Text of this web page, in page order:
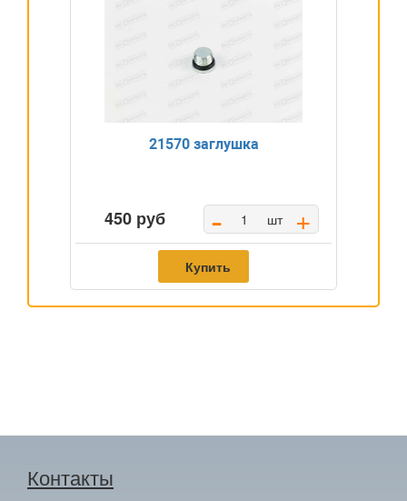
21570 заглушка
450 руб - шт +
Купить
Контакты